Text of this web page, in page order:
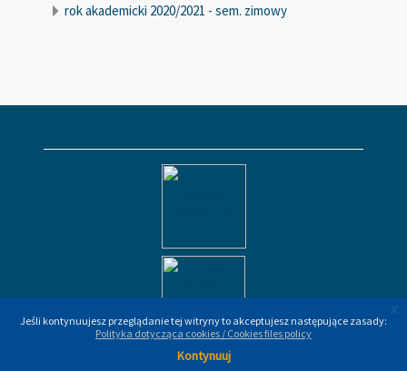
rok akademicki 2020/2021 - sem. zimowy
Jeśli kontynuujesz przeglądanie tej witryny to akceptujesz następujące zasady:
Polityka dotycząca cookies / Cookies files policy
Kontynuuj
x
Jeśli kontynuujesz przeglądanie tej witryny to akceptujesz następujące zasady:
Polityka dotycząca cookies / Cookies files policy
Kontynuuj
x